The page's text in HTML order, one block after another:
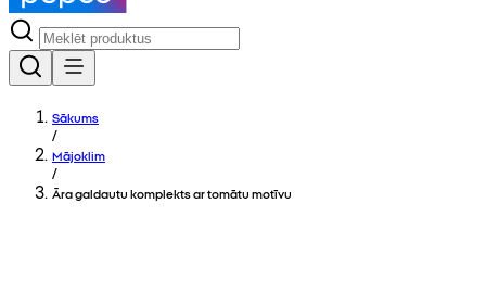
Sākums
/
Mājoklim
/
Āra galdautu komplekts ar tomātu motīvu